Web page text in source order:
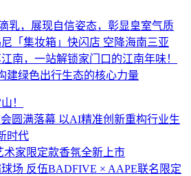
乳，展现自信姿态，彰显皇室气质
「集妆箱」快闪店 空降海南三亚
南，一站解锁家门口的江南年味！
建绿色出行生态的核心力量
！
圆满落幕 以AI精准创新重构行业生
时代
术家限定款香氛全新上市
场 反伍BADFIVE × AAPE联名限定